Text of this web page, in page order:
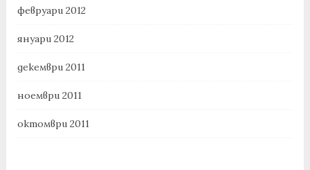
февруари 2012
януари 2012
декември 2011
ноември 2011
октомври 2011